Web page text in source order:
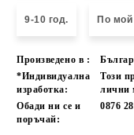
9-10 год. По мой
Произведено в :
*Индивидуална
изработка:
Този
лични
Обади ни се и
поръчай:
0876